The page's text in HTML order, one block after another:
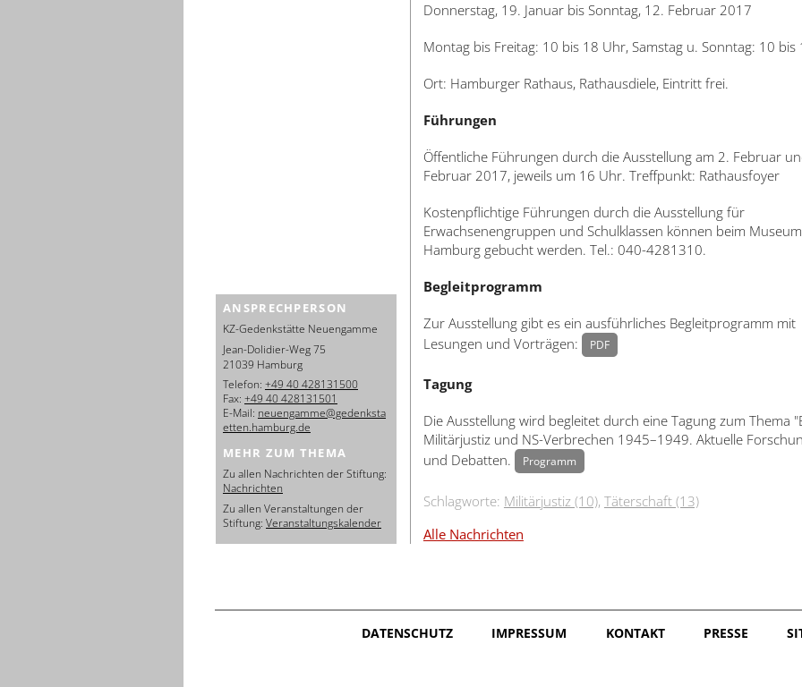
Donnerstag, 19. Januar bis Sonntag, 12. Februar 2017
Montag bis Freitag: 10 bis 18 Uhr, Samstag u. Sonntag: 10 bis
Ort: Hamburger Rathaus, Rathausdiele, Eintritt frei.
Führungen
Öffentliche Führungen durch die Ausstellung am 2. Februar
Februar 2017, jeweils um 16 Uhr. Treffpunkt: Rathausfoyer
Kostenpflichtige Führungen durch die Ausstellung für
Erwachsenengruppen und Schulklassen können beim
Hamburg gebucht werden. Tel.: 040-4281310.
Begleitprogramm
Zur Ausstellung gibt es ein ausführliches Begleitprogramm mit
Lesungen und Vorträgen:
PDF
Tagung
Die Ausstellung wird begleitet durch eine Tagung zum Thema
Militärjustiz und NS-Verbrechen 1945–1949. Aktuelle
und Debatten.
Programm
Schlagworte: Militärjustiz (10), Täterschaft (13)
Alle Nachrichten
ANSPRECHPERSON
KZ-Gedenkstätte Neuengamme
Jean-Dolidier-Weg 75
21039 Hamburg
Telefon: +49 40 428131500
Fax: +49 40 428131501
E-Mail: neuengamme@gedenksta
etten.hamburg.de
MEHR ZUM THEMA
Zu allen Nachrichten der Stiftung:
Nachrichten
Zu allen Veranstaltungen der
Stiftung: Veranstaltungskalender
DATENSCHUTZ IMPRESSUM KONTAKT PRESSE